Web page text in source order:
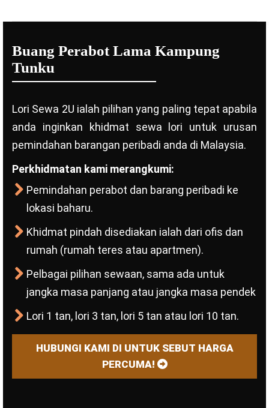
Buang Perabot Lama Kampung
Tunku
Lori Sewa 2U ialah pilihan yang paling tepat apabila
anda inginkan khidmat sewa lori untuk urusan
pemindahan barangan peribadi anda di Malaysia.
Perkhidmatan kami merangkumi:
Pemindahan perabot dan barang peribadi ke
lokasi baharu.
Khidmat pindah disediakan ialah dari ofis dan
rumah (rumah teres atau apartmen).
Pelbagai pilihan sewaan, sama ada untuk
jangka masa panjang atau jangka masa pendek
Lori 1 tan, lori 3 tan, lori 5 tan atau lori 10 tan.
HUBUNGI KAMI DI UNTUK SEBUT HARGA
PERCUMA!